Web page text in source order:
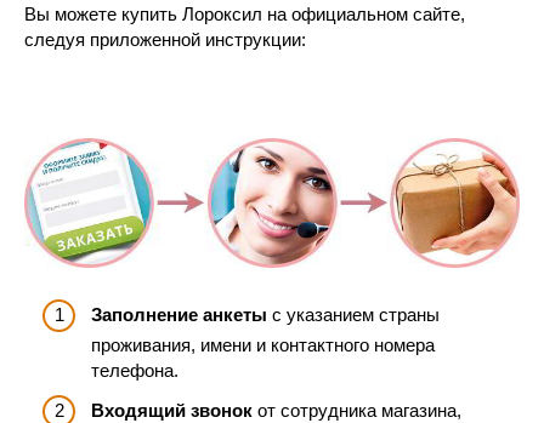
Вы можете купить Лороксил на официальном сайте,
следуя приложенной инструкции:
Заполнение анкеты с указанием страны
проживания, имени и контактного номера
телефона.
Входящий звонок от сотрудника магазина,